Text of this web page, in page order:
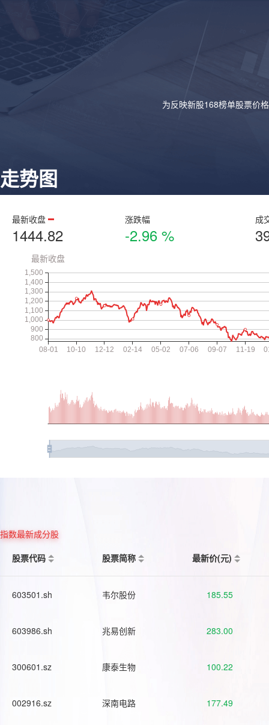
为反映新股168榜单股票价
走势图
最新收盘
1444.82
涨跌幅
-2.96 %
成
指数最新成分股
股票代码
股票简称 最新价(元)
603501.sh 韦尔股份 185.55
603986.sh 兆易创新 283.00
300601.sz 康泰生物 100.22
002916.sz 深南电路 177.49